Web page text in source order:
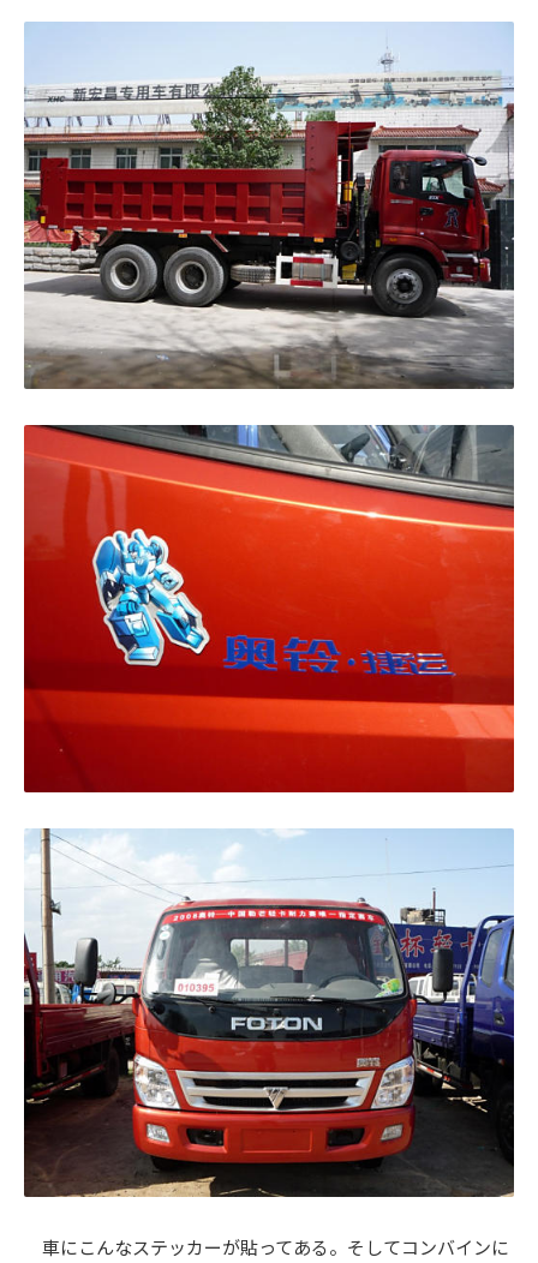
車にこんなステッカーが貼ってある。そしてコンバインに